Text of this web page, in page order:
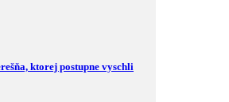
ktorej postupne vyschli